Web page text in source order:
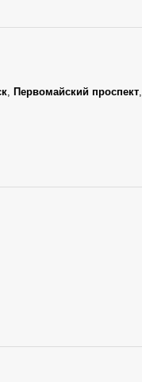
, Первомайский проспект,